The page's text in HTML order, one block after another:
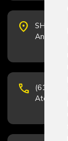
place
SHS
Andar,
phone
(61)